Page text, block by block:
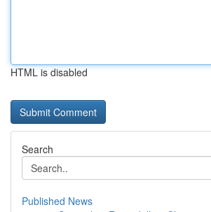
HTML is disabled
Search
Published News